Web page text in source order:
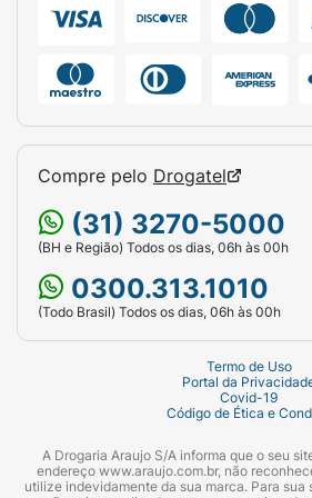
alimentação equilibrada.
contém a bala Fini de gelatina
composição).
Ficha Técnica:
Marca:Bauducco (Em
Produto:Biscoito Recheado.
Sabor: Banana (Biscoito e
Diferenciais:Casquinha
Alertas Nutricionais:Alto
adicionado e gordura
Apresentação:Pacote
Compre pelo Drogatel
(31) 3270-5000
(BH e Região) Todos os dias, 06h às 00h
0300.313.1010
(Todo Brasil) Todos os dias, 06h às 00h
Termo de Uso
Portal da
Covid-19
Código de Ética e
A Drogaria Araujo S/A informa que o seu
endereço www.araujo.com.br, não
utilize indevidamente da sua marca. Para sua